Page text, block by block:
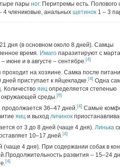
пары ног. Перитремы есть. Полового
4 члениковые, анальных щетинок 1 – 3
дня (в основном около 8 дней). Самцы
время. Имаго паразитируют с
июне и в августе – сентябре.[4]
проходит на хозяине. Самка после
приступает к яйцекладке.[4] Одна
. Количество яиц определяется степенью
окружающей среды.[6]
36–47 дней.[4] Самые
яиц и выход личинок
от 3 до 8 дней (чаще 4 дня). Линька
10–17 дней.[4]
(чаще 4 дня). При содержании собак в
развития – 15–24
[4]